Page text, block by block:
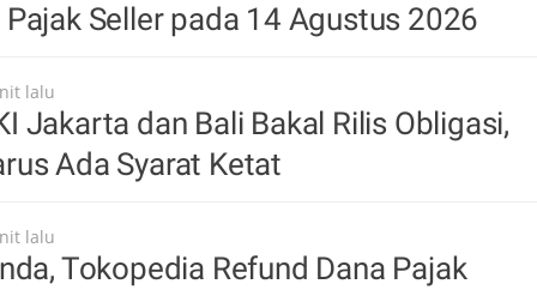
Seller pada 14 Agustus 2026
lalu
Jakarta dan Bali Bakal Rilis Obligasi,
Ada Syarat Ketat
lalu
Tokopedia Refund Dana Pajak